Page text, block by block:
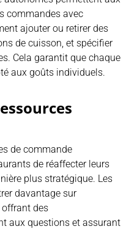
commandes avec
ajouter ou retirer des
de cuisson, et spécifier
Cela garantit que chaque
aux goûts individuels.
de commande
de réaffecter leurs
plus stratégique. Les
davantage sur
offrant des
aux questions et assurant